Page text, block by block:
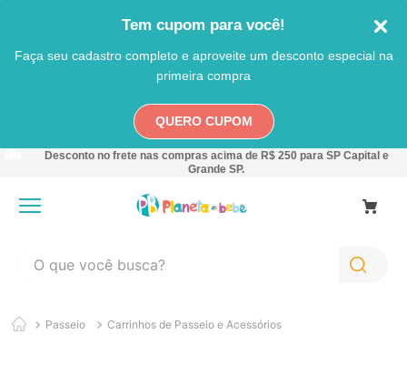
Tem cupom para você!
Faça seu cadastro completo e aproveite um desconto especial na
primeira compra
QUERO CUPOM
Desconto no frete nas compras acima de R$ 250 para SP Capital e
Grande SP.
Passeio Carrinhos de Passeio e Acessórios
1 º
carro